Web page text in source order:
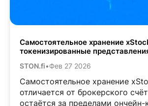
Самостоятельное хранение
токенизированные
STON.fi•Фев 27 2026
Самостоятельное хранение
отличается от брокерского
остаётся за пределами ончейн-